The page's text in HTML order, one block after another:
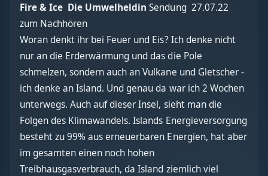
Fire & Ice Die UmwelheldinSendung 27.07.22
zum Nachhören
Woran denkt ihr bei Feuer und Eis? Ich denke nicht
nur an die Erderwärmung und das die Pole
schmelzen, sondern auch an Vulkane und Gletscher -
ich denke an Island. Und genau da war ich 2 Wochen
unterwegs. Auch auf dieser Insel, sieht man die
Folgen des Klimawandels. Islands Energieversorgung
besteht zu 99% aus erneuerbaren Energien, hat aber
im gesamten einen noch hohen
Treibhausgasverbrauch, da Island ziemlich viel